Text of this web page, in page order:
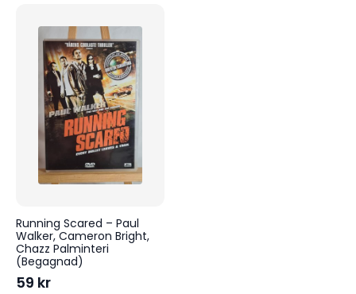
Running Scared – Paul
Walker, Cameron Bright,
Chazz Palminteri
(Begagnad)
59 kr